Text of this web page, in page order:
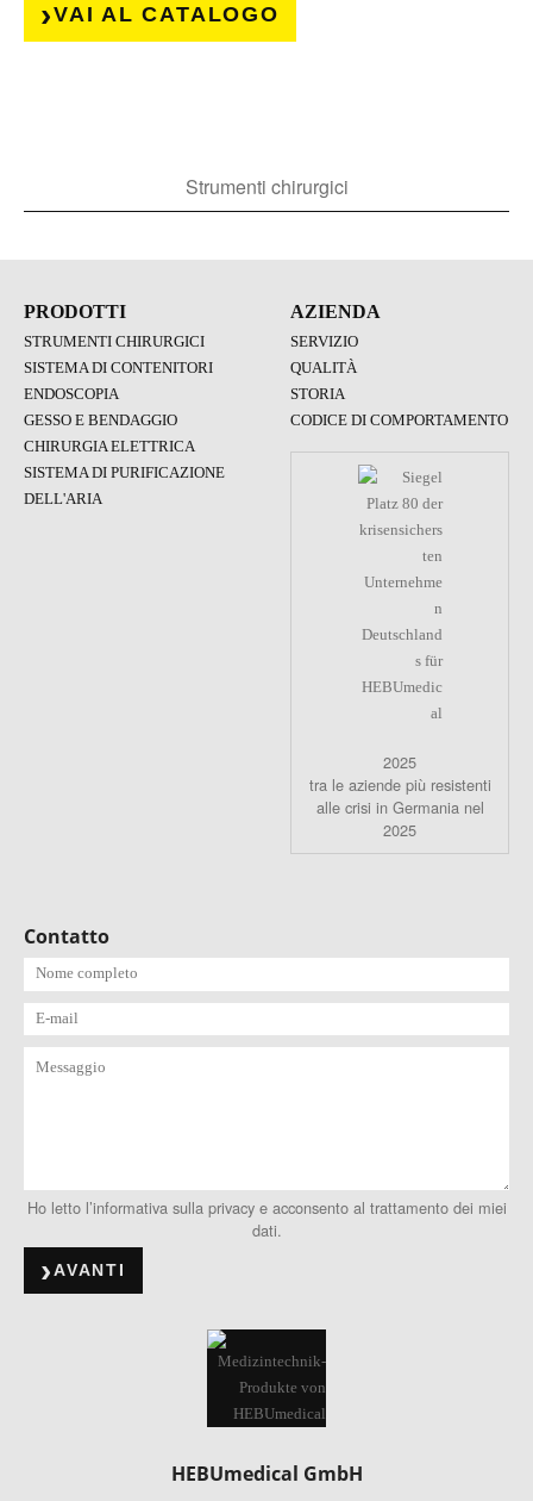
VAI AL CATALOGO
Strumenti chirurgici
PRODOTTI
STRUMENTI CHIRURGICI
SISTEMA DI CONTENITORI
ENDOSCOPIA
GESSO E BENDAGGIO
CHIRURGIA ELETTRICA
SISTEMA DI PURIFICAZIONE
DELL'ARIA
AZIENDA
SERVIZIO
QUALITÀ
STORIA
CODICE DI COMPORTAMENTO
2025
tra le aziende più resistenti
alle crisi in Germania nel
2025
Contatto
Ho letto l’informativa sulla privacy e acconsento al trattamento dei miei
dati.
AVANTI
HEBUmedical GmbH